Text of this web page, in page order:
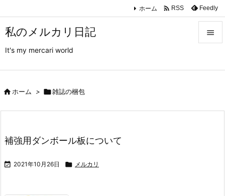
私のメルカリ日記
It's my mercari world

ホーム  RSS Feedly
ホーム > 雑誌の梱包
補強用ダンボール板について
 2021年10月26日  メルカリ